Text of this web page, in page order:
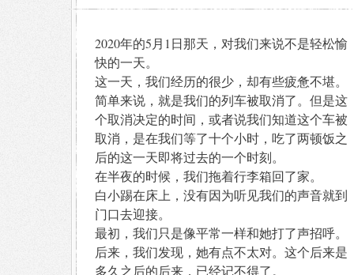
2020年的5月1日那天，对我们来说不是轻松愉
快的一天。
这一天，我们经历的很少，却有些疲惫不堪。
简单来说，就是我们的列车被取消了。但是这
个取消决定的时间，或者说我们知道这个车被
取消，是在我们等了十个小时，吃了两顿饭之
后的这一天即将过去的一个时刻。
在半夜的时候，我们拖着行李箱回了家。
白小踢在床上，没有因为听见我们的声音就到
门口去迎接。
最初，我们只是像平常一样和她打了声招呼。
后来，我们发现，她有点不太对。这个后来是
多久之后的后来，已经记不得了。